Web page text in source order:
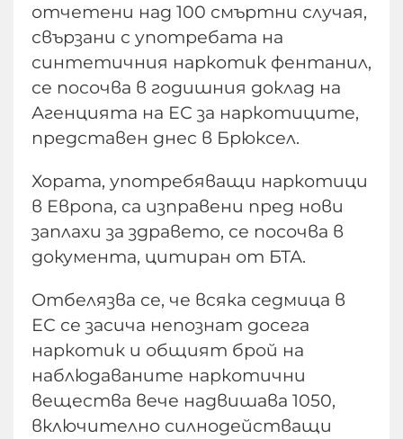
отчетени над 100 смъртни случая,
свързани с употребата на
синтетичния наркотик фентанил,
се посочва в годишния доклад на
Агенцията на ЕС за наркотиците,
представен днес в Брюксел.
Хората, употребяващи наркотици
в Европа, са изправени пред нови
заплахи за здравето, се посочва в
документа, цитиран от БТА.
Отбелязва се, че всяка седмица в
ЕС се засича непознат досега
наркотик и общият брой на
наблюдаваните наркотични
вещества вече надвишава 1050,
включително силнодействащи